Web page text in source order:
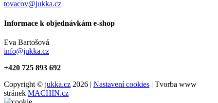
tovacov@jukka.cz
Informace k objednávkám e-shop
Eva Bartošová
info@jukka.cz
+420 725 893 692
Copyright © jukka.cz 2026 | Nastavení cookies | Tvorba www
stránek MACHIN.cz